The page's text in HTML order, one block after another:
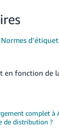
Normes
en fonction de
complet à
de distribution ?